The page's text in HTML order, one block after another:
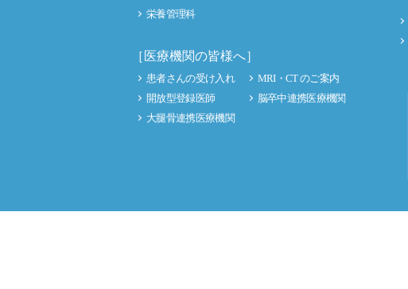
栄養管理科
［医療機関の皆様へ］
患者さんの受け入れ
MRI・CT のご案内
開放型登録医師
脳卒中連携医療機関
大腿骨連携医療機関